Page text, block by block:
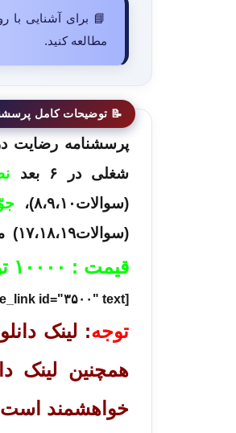
📘 برای آشنایی با
مطالعه کنید.
شغلی در ۶ بعد
(سوالات۸،۹،۱۰)،
(سوالات۱۷،۱۸،۱۹) می‌باشد. این پرسشنامه استاندارد می‌باشد.
قیمت : ۱۰۰۰۰
[purchase_link id="۳۵۰۰" text="خرید" style="button" color="blue"]
توجه: لینک
همچنین لینک
خواهشمند است